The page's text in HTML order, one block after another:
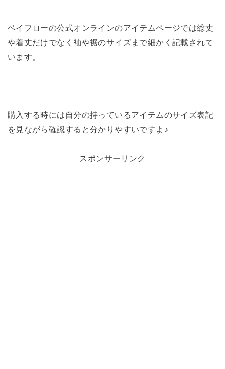
ベイフローの公式オンラインのアイテムページでは総丈
や着丈だけでなく袖や裾のサイズまで細かく記載されて
います。
購入する時には自分の持っているアイテムのサイズ表記
を見ながら確認すると分かりやすいですよ♪
スポンサーリンク